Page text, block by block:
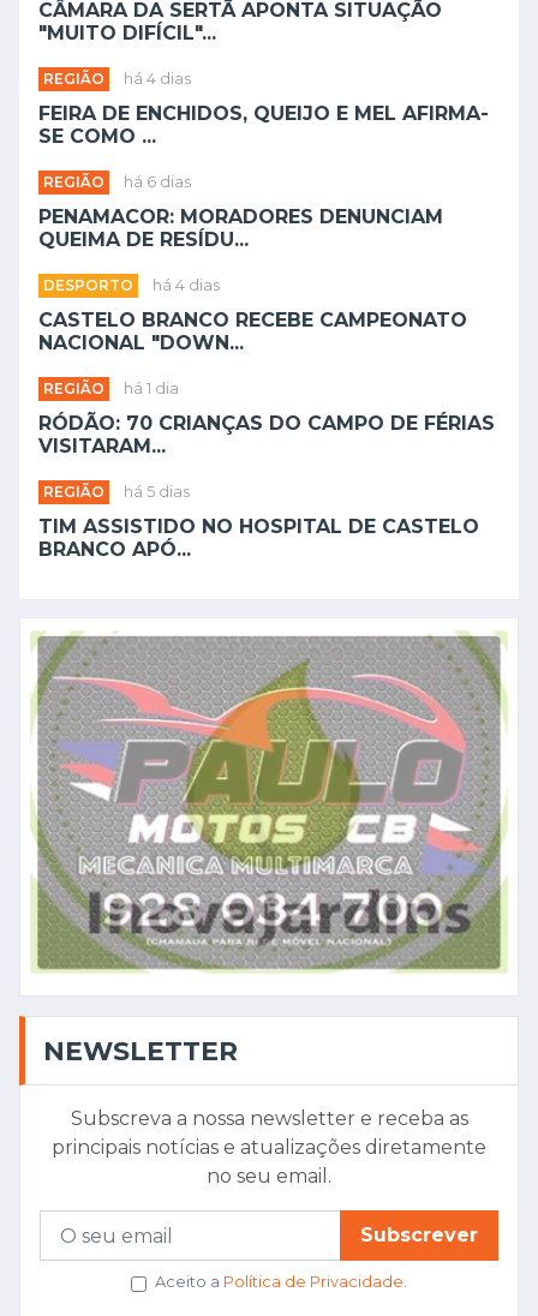
CÂMARA DA SERTÃ APONTA SITUAÇÃO
"MUITO DIFÍCIL"...
REGIÃO há 4 dias
FEIRA DE ENCHIDOS, QUEIJO E MEL AFIRMA-
SE COMO ...
REGIÃO há 6 dias
PENAMACOR: MORADORES DENUNCIAM
QUEIMA DE RESÍDU...
DESPORTO há 4 dias
CASTELO BRANCO RECEBE CAMPEONATO
NACIONAL "DOWN...
REGIÃO há 1 dia
RÓDÃO: 70 CRIANÇAS DO CAMPO DE FÉRIAS
VISITARAM...
REGIÃO há 5 dias
TIM ASSISTIDO NO HOSPITAL DE CASTELO
BRANCO APÓ...
NEWSLETTER
Subscreva a nossa newsletter e receba as
principais notícias e atualizações diretamente
no seu email.
Subscrever
Aceito a Política de Privacidade.